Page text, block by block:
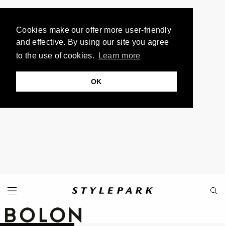
Cookies make our offer more user-friendly
and effective. By using our site you agree
to the use of cookies.
Learn more
OK